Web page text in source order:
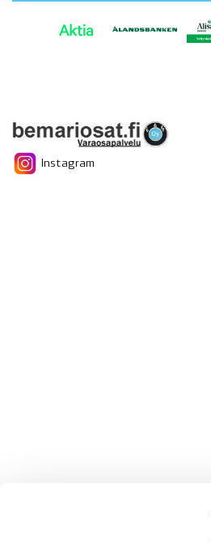
Instagram